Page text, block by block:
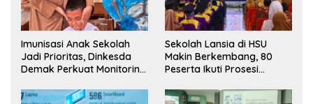
Imunisasi Anak Sekolah
Jadi Prioritas, Dinkesda
Demak Perkuat Monitoring
Sekolah Lansia di HSU
Makin Berkembang, 80
Peserta Ikuti Prosesi